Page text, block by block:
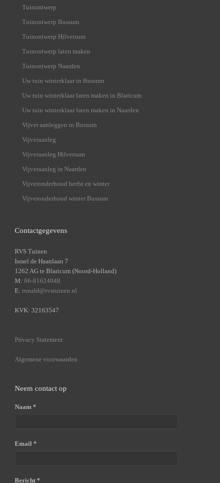
Tuinontwerp
Tuinontwerp Bussum
Tuinontwerp Hilversum
Tuinontwerp laten maken
Tuinontwerp Naarden
Uw tuin winterklaar in Bussum
Uw tuin winterklaar laten maken in Blaricum
Uw tuin winterklaar laten maken in Naarden
Vijver aanleggen in Bussum
Vijveraanleg
Vijveraanleg Hilversum
Vijveraanleg in Naarden
Vijveronderhoud herfst en winter
Vijveronderhoud winter Bussum
Contactgegevens
RVS Tuinen
Israel de Haanlaan 7
1262 AG te Blaricum (Noord-Holland)
M: 06-81624048
E: ronald@rvstuinen.nl
KVK: 32163547
Privacy Statement
Algemene voorwaarden
Neem contact op
Naam *
Email *
Bericht *